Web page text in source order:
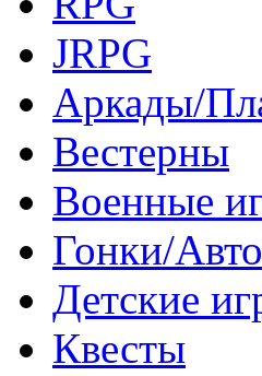
JRPG
Аркады/
Вестерны
Военные
Гонки/
Детские
Квесты